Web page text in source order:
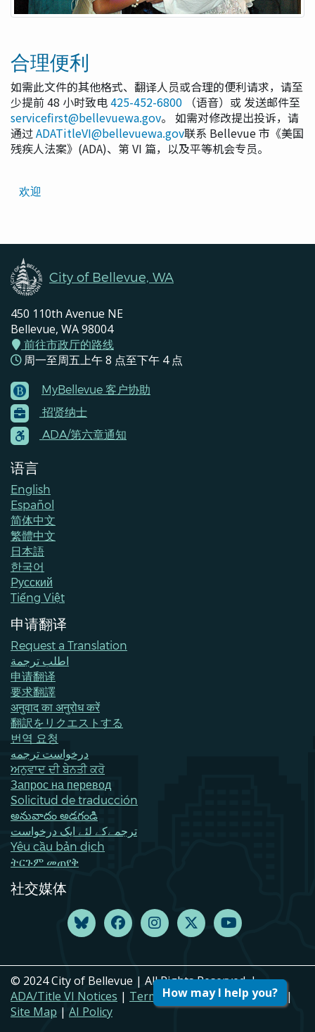
How may I help you?
Translated
欢迎
合理便利
如需此文件的其他格式、翻译人员或合理的便利请求，请至
少提前 48 小时致电425-452-6800 （语音）或 发送邮件至
servicefirst@bellevuewa.gov。 如需对修改提出投诉，请
通过ADATitleVI@bellevuewa.gov联系 Bellevue 市《美国
残疾人法案》(ADA)、第 VI 篇，以及平等机会专员。
City of Bellevue, WA
450 110th Avenue NE
Bellevue, WA 98004
前往市政厅的路线
周一至周五上午 8 点至下午 4 点
Footer
Menu
Contacts
MyBellevue 客户协助
招贤纳士
ADA/第六章通知
语言
English
Español
简体中文
繁體中文
日本語
한국어
Pусский
Tiếng Việt
申请翻译
Request a Translation
اطلب ترجمة
申请翻译
要求翻譯
अनुवाद का अनुरोध करें
翻訳をリクエストする
번역 요청
درخواست ترجمه
ਅਨੁਵਾਦ ਦੀ ਬੇਨਤੀ ਕਰੋ
Запрос на перевод
Solicitud de traducción
అనువాదం అడగండి
ترجمےکے لئے ایک درخواست
Yêu cầu bản dịch
ትርጉም መጠየቅ
社交媒体
© 2024 City of Bellevue | All Rights Reserved. |
ADA/Title VI Notices | Terms of Use|Privacy Policy
|
Site Map | AI Policy